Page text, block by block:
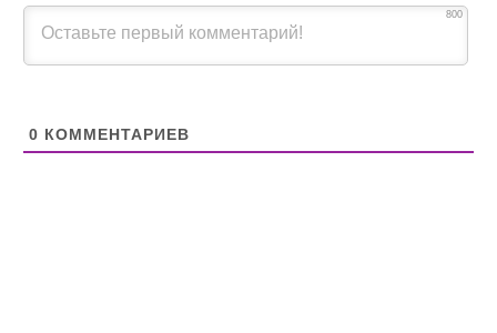
800
0 КОММЕНТАРИЕВ